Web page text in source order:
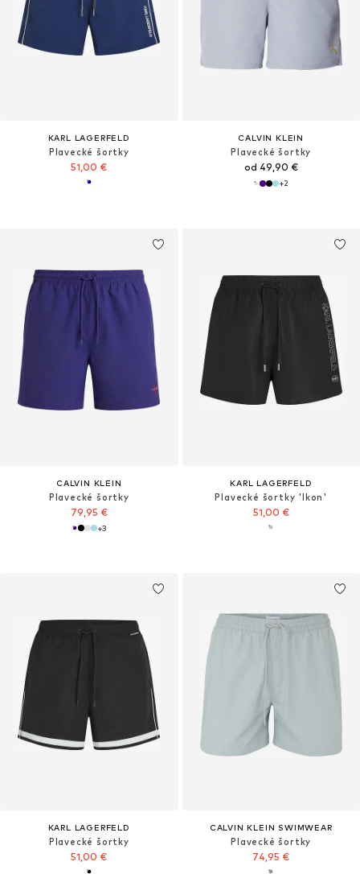
KARL LAGERFELD
Plavecké šortky
51,00 €
CALVIN KLEIN
Plavecké šortky
od 49,90 €
+2
CALVIN KLEIN
Plavecké šortky
79,95 €
+3
KARL LAGERFELD
Plavecké šortky 'Ikon'
51,00 €
KARL LAGERFELD
Plavecké šortky
51,00 €
CALVIN KLEIN SWIMWEAR
Plavecké šortky
74,95 €